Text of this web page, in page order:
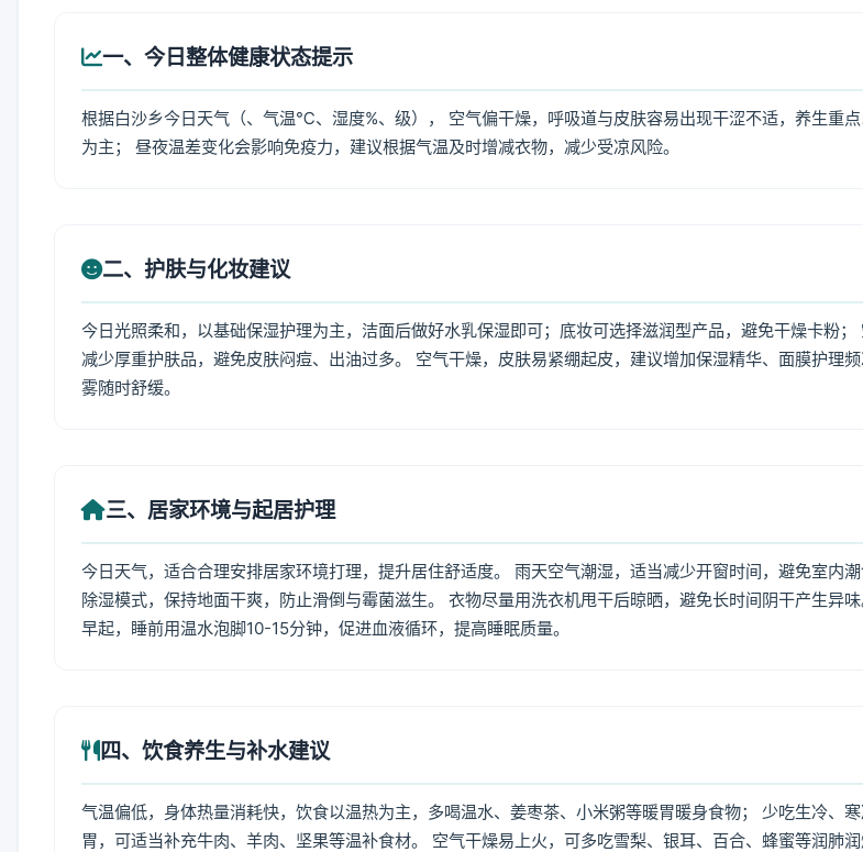
一、今日整体健康状态提示
根据白沙乡今日天气（、气温℃、湿度%、级）， 空气偏干燥，呼吸道与皮肤容易出现干涩不适，养生重
为主； 昼夜温差变化会影响免疫力，建议根据气温及时增减衣物，减少受凉风险。
二、护肤与化妆建议
今日光照柔和，以基础保湿护理为主，洁面后做好水乳保湿即可；底妆可选择滋润型产品，避免干燥卡粉；
减少厚重护肤品，避免皮肤闷痘、出油过多。 空气干燥，皮肤易紧绷起皮，建议增加保湿精华、面膜护理
雾随时舒缓。
三、居家环境与起居护理
今日天气，适合合理安排居家环境打理，提升居住舒适度。 雨天空气潮湿，适当减少开窗时间，避免室内
除湿模式，保持地面干爽，防止滑倒与霉菌滋生。 衣物尽量用洗衣机甩干后晾晒，避免长时间阴干产生异
早起，睡前用温水泡脚10-15分钟，促进血液循环，提高睡眠质量。
四、饮食养生与补水建议
气温偏低，身体热量消耗快，饮食以温热为主，多喝温水、姜枣茶、小米粥等暖胃暖身食物； 少吃生冷、
胃，可适当补充牛肉、羊肉、坚果等温补食材。 空气干燥易上火，可多吃雪梨、银耳、百合、蜂蜜等润肺